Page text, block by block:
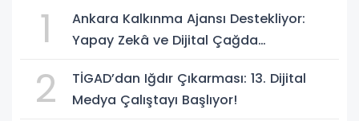
1
Ankara Kalkınma Ajansı Destekliyor:
Yapay Zekâ ve Dijital Çağda
Geliştirme Eğitimi Başlıyor!
2
TİGAD’dan Iğdır Çıkarması: 13. Dijital
Medya Çalıştayı Başlıyor!